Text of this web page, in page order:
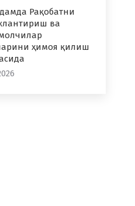
Рақобатни
ва
ҳимоя қилиш